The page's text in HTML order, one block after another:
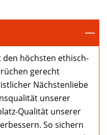
höchsten ethisch-
gerecht
Nächstenliebe
unserer
Qualität unserer
So sichern